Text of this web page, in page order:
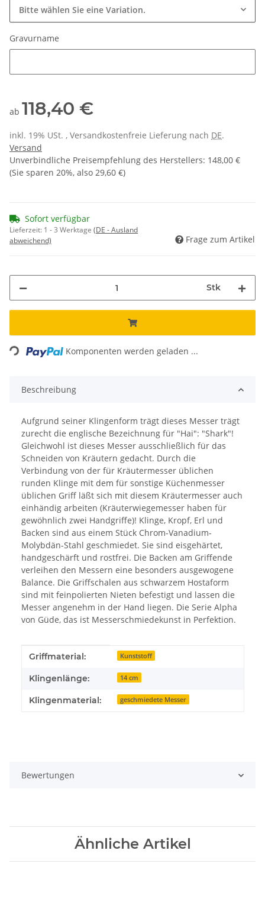
Bitte wählen Sie eine Variation.
Gravurname
ab 118,40 €
inkl. 19% USt. , Versandkostenfreie Lieferung nach DE.
Versand
Unverbindliche Preisempfehlung des Herstellers: 148,00 €
(Sie sparen 20%, also 29,60 €)
Sofort verfügbar
Lieferzeit: 1 - 3 Werktage (DE - Ausland
abweichend)
Frage zum Artikel
Stk
Loading... Komponenten werden geladen ...
Beschreibung
Aufgrund seiner Klingenform trägt dieses Messer trägt
zurecht die englische Bezeichnung für "Hai": "Shark"!
Gleichwohl ist dieses Messer ausschließlich für das
Schneiden von Kräutern gedacht. Durch die
Verbindung von der für Kräutermesser üblichen
runden Klinge mit dem für sonstige Küchenmesser
üblichen Griff läßt sich mit diesem Kräutermesser auch
einhändig arbeiten (Kräuterwiegemesser haben für
gewöhnlich zwei Handgriffe)! Klinge, Kropf, Erl und
Backen sind aus einem Stück Chrom-Vanadium-
Molybdän-Stahl geschmiedet. Sie sind eisgehärtet,
handgeschärft und rostfrei. Die Backen am Griffende
verleihen den Messern eine besonders ausgewogene
Balance. Die Griffschalen aus schwarzem Hostaform
sind mit feinpolierten Nieten befestigt und lassen die
Messer angenehm in der Hand liegen. Die Serie Alpha
von Güde, das ist Messerschmiedekunst in Perfektion.
Produkteigenschaft
Wert
Griffmaterial: Kunststoff
Klingenlänge: 14 cm
Klingenmaterial: geschmiedete Messer
Bewertungen
Ähnliche Artikel